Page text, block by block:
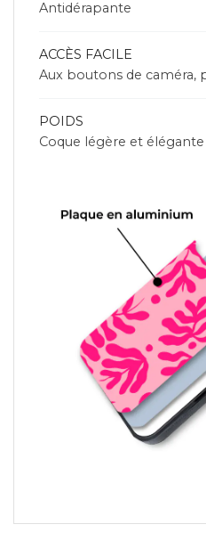
Antidérapante
ACCÈS FACILE
Aux boutons de caméra,
POIDS
Coque légère et